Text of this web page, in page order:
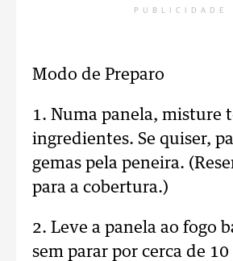
PUBLICIDADE
Modo de Preparo
1. Numa panela, misture
ingredientes. Se quiser,
gemas pela peneira.
para a cobertura.)
2. Leve a panela ao fogo
sem parar por cerca de